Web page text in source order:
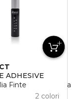
all'acqua -
ADHESIVE
Finte
2 colori